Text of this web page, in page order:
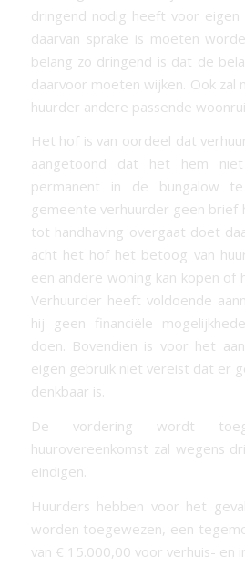
dringend nodig heeft voor eigen
daarvan sprake is moeten
belang zo dringend is dat de
daarvoor moeten wijken. Ook zal
huurder andere passende
Het hof is van oordeel dat
aangetoond dat het hem
permanent in de bungalow
gemeente verhuurder geen brief
tot handhaving overgaat doet
acht het hof het betoog van
een andere woning kan kopen of
Verhuurder heeft voldoende
hij geen financiële
doen. Bovendien is voor het
eigen gebruik niet vereist dat er
denkbaar is.
De vordering wordt
huurovereenkomst zal wegens
eindigen.
Huurders hebben voor het
worden toegewezen, een
van € 15.000,00 voor verhuis- en